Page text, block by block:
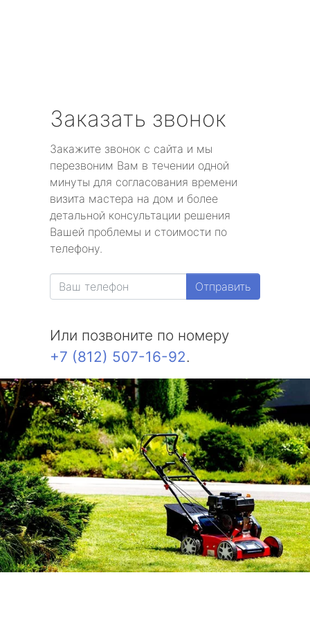
Заказать звонок
Закажите звонок с сайта и мы
перезвоним Вам в течении одной
минуты для согласования времени
визита мастера на дом и более
детальной консультации решения
Вашей проблемы и стоимости по
телефону.
Отправить
Или позвоните по номеру
+7 (812) 507-16-92.